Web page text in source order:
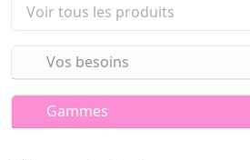
Voir tous les produits
Vos besoins
Gammes